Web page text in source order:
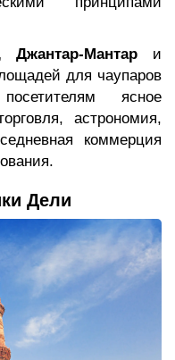
Мантар и
для чаупаров
ясное
астрономия,
коммерция
Дели